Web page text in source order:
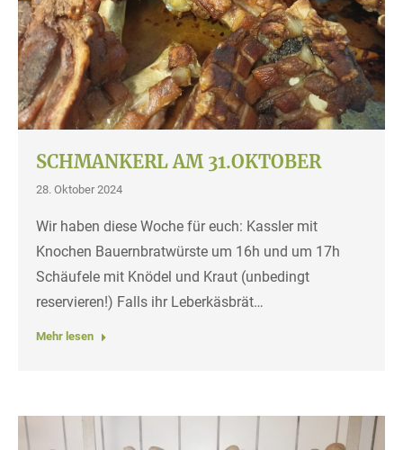
SCHMANKERL AM 31.OKTOBER
28. Oktober 2024
Wir haben diese Woche für euch: Kassler mit
Knochen Bauernbratwürste um 16h und um 17h
Schäufele mit Knödel und Kraut (unbedingt
reservieren!) Falls ihr Leberkäsbrät…
Mehr lesen